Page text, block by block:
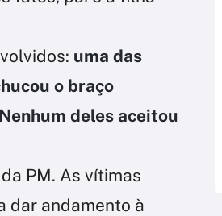
uma das
o braço
Nenhum deles aceitou
PM. As vítimas
dar andamento à